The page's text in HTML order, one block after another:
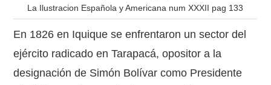
La Ilustracion Española y Americana num XXXII pag 133
En 1826 en Iquique se enfrentaron un sector del
ejército radicado en Tarapacá, opositor a la
designación de Simón Bolívar como Presidente